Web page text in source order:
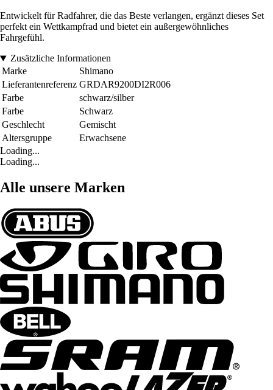
Entwickelt für Radfahrer, die das Beste verlangen, ergänzt dieses Set
perfekt ein Wettkampfrad und bietet ein außergewöhnliches
Fahrgefühl.
Zusätzliche Informationen
Marke
Shimano
Lieferantenreferenz GRDAR9200DI2R006
Farbe
schwarz/silber
Farbe
Schwarz
Geschlecht
Gemischt
Altersgruppe
Erwachsene
Loading...
Loading...
Alle unsere Marken